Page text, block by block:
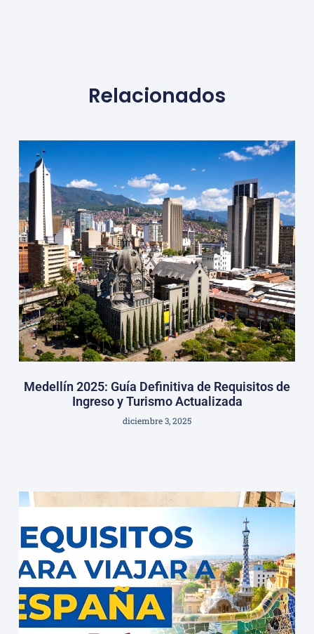
Relacionados
Medellín 2025: Guía Definitiva de Requisitos de
Ingreso y Turismo Actualizada
diciembre 3, 2025